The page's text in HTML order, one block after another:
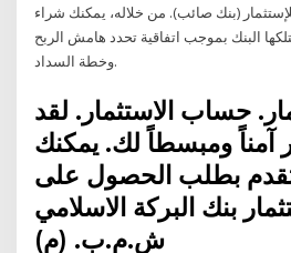
(بنك صائب). من خلاله، يمكنك شراء
البنك بموجب اتفاقية تحدد هامش الربح
وخطة السداد.
حساب الاستثمار. لقد
آمناً ومبسطاً لك. يمكنك
تقدم بطلب الحصول على
بنك البركة الاسلامي
ش.م.ب. (م)